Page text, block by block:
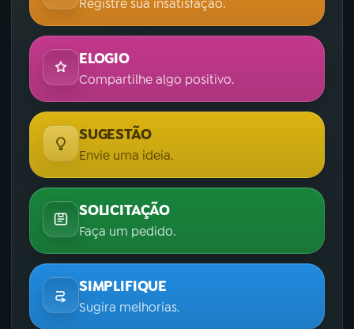
Registre sua insatisfação.
ELOGIO
Compartilhe algo positivo.
SUGESTÃO
Envie uma ideia.
SOLICITAÇÃO
Faça um pedido.
SIMPLIFIQUE
Sugira melhorias.